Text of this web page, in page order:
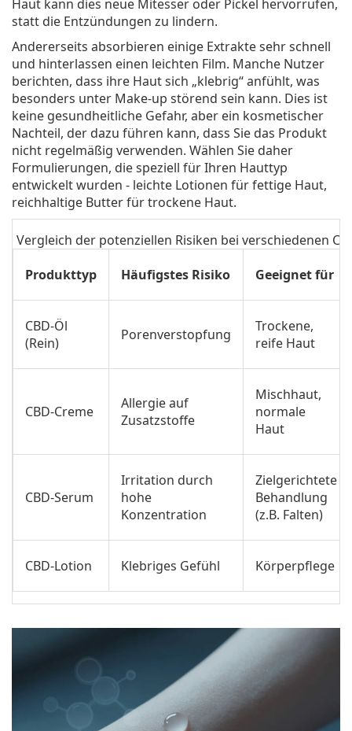
Haut kann dies neue Mitesser oder Pickel hervorrufen,
statt die Entzündungen zu lindern.
Andererseits absorbieren einige Extrakte sehr schnell
und hinterlassen einen leichten Film. Manche Nutzer
berichten, dass ihre Haut sich „klebrig“ anfühlt, was
besonders unter Make-up störend sein kann. Dies ist
keine gesundheitliche Gefahr, aber ein kosmetischer
Nachteil, der dazu führen kann, dass Sie das Produkt
nicht regelmäßig verwenden. Wählen Sie daher
Formulierungen, die speziell für Ihren Hauttyp
entwickelt wurden - leichte Lotionen für fettige Haut,
reichhaltige Butter für trockene Haut.
Vergleich der potenziellen Risiken bei verschiedenen
Produkttyp
Häufigstes Risiko Geeignet für
CBD-Öl
(Rein)
Porenverstopfung
Trockene,
reife Haut
CBD-Creme
Allergie auf
Zusatzstoffe
Mischhaut,
normale
Haut
CBD-Serum
Irritation durch
hohe
Konzentration
Zielgerichtete
Behandlung
(z.B. Falten)
CBD-Lotion Klebriges Gefühl Körperpflege